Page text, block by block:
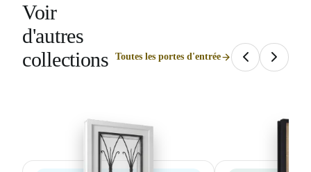
Voir
d'autres
collections
Toutes les portes d'entrée